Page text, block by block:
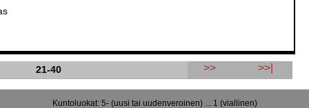
21-40 >> >>|
Kuntoluokat: 5- (uusi tai uudenveroinen) ... 1 (viallinen)